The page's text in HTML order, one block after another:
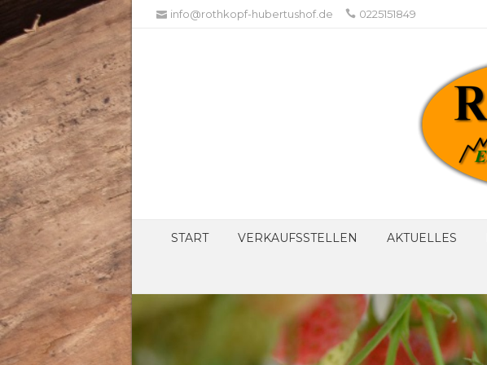
info@rothkopf-hubertushof.de 0225151849
START VERKAUFSSTELLEN AKTUELLES